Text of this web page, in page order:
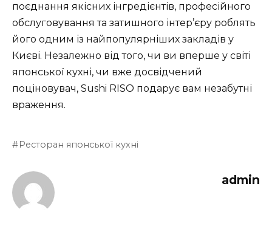
поєднання якісних інгредієнтів, професійного
обслуговування та затишного інтер’єру роблять
його одним із найпопулярніших закладів у
Києві. Незалежно від того, чи ви вперше у світі
японської кухні, чи вже досвідчений
поціновувач, Sushi RISO подарує вам незабутні
враження.
Ресторан японської кухні
admin